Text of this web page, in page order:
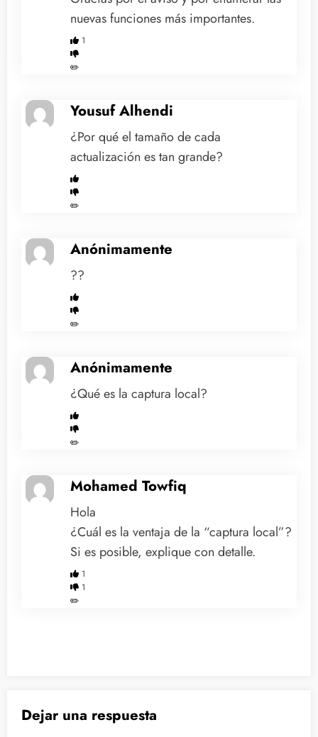
nuevas funciones más importantes.
1
✏️
Yousuf Alhendi
¿Por qué el tamaño de cada
actualización es tan grande?
✏️
Anónimamente
??
✏️
Anónimamente
¿Qué es la captura local?
✏️
Mohamed Towfiq
Hola
¿Cuál es la ventaja de la “captura local”?
Si es posible, explique con detalle.
1
1
✏️
Dejar una respuesta